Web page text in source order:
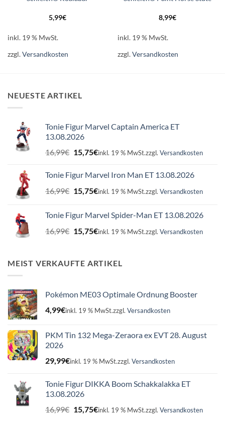
5,99€
inkl. 19 % MwSt.
zzgl.Versandkosten
8,99€
inkl. 19 % MwSt.
zzgl.Versandkosten
NEUESTE ARTIKEL
Tonie Figur Marvel Captain America ET
13.08.2026
16,99€ Ursprünglicher
Preis
16,99€
15,75€Aktueller
15,75€.
inkl. 19 % MwSt.zzgl. Versandkosten
Tonie Figur Marvel Iron Man ET 13.08.2026
16,99€ Ursprünglicher
Preis
16,99€
15,75€Aktueller
15,75€.
inkl. 19 % MwSt.zzgl. Versandkosten
Tonie Figur Marvel Spider-Man ET 13.08.2026
16,99€ Ursprünglicher
Preis
16,99€
15,75€Aktueller
15,75€.
inkl. 19 % MwSt.zzgl. Versandkosten
MEIST VERKAUFTE ARTIKEL
Pokémon ME03 Optimale Ordnung Booster
4,99€inkl. 19 % MwSt.zzgl. Versandkosten
PKM Tin 132 Mega-Zeraora ex EVT 28. August
2026
29,99€inkl. 19 % MwSt.zzgl. Versandkosten
Tonie Figur DIKKA Boom Schakkalakka ET
13.08.2026
16,99€ Ursprünglicher
Preis
15,75€Aktueller
inkl. 19 % MwSt.zzgl. Versandkosten